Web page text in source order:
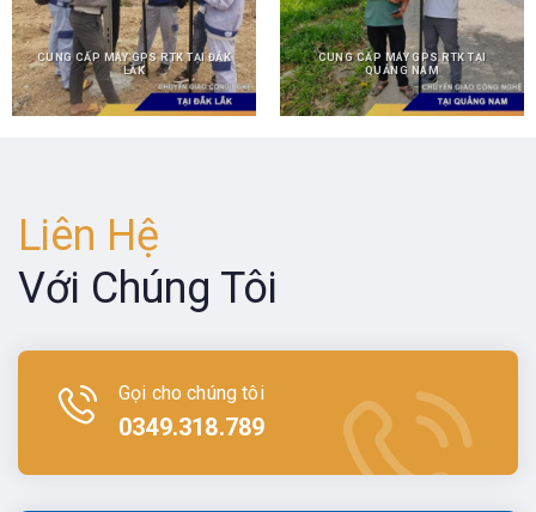
CUNG CẤP MÁY GPS RTK TẠI ĐẮK
LẮK
CUNG CẤP MÁY GPS RTK TẠI
QUẢNG NAM
Liên Hệ
Với Chúng Tôi
Gọi cho chúng tôi
0349.318.789